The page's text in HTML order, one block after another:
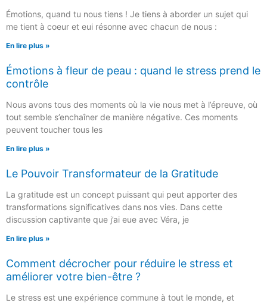
Émotions, quand tu nous tiens ! Je tiens à aborder un sujet qui
me tient à coeur et eui résonne avec chacun de nous :
En lire plus »
Émotions à fleur de peau : quand le stress prend le
contrôle
Nous avons tous des moments où la vie nous met à l’épreuve, où
tout semble s’enchaîner de manière négative. Ces moments
peuvent toucher tous les
En lire plus »
Le Pouvoir Transformateur de la Gratitude
La gratitude est un concept puissant qui peut apporter des
transformations significatives dans nos vies. Dans cette
discussion captivante que j’ai eue avec Véra, je
En lire plus »
Comment décrocher pour réduire le stress et
améliorer votre bien-être ?
Le stress est une expérience commune à tout le monde, et